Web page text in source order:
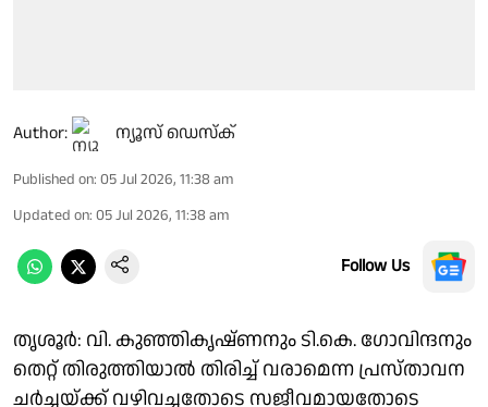
Author: ന്യൂസ് ഡെസ്ക്
Published on: 05 Jul 2026, 11:38 am
Updated on: 05 Jul 2026, 11:38 am
Follow Us
തൃശൂർ: വി. കുഞ്ഞികൃഷ്ണനും ടി.കെ. ഗോവിന്ദനും
തെറ്റ് തിരുത്തിയാൽ തിരിച്ച് വരാമെന്ന പ്രസ്താവന
ചർച്ചയ്ക്ക് വഴിവച്ചതോടെ സജീവമായതോടെ